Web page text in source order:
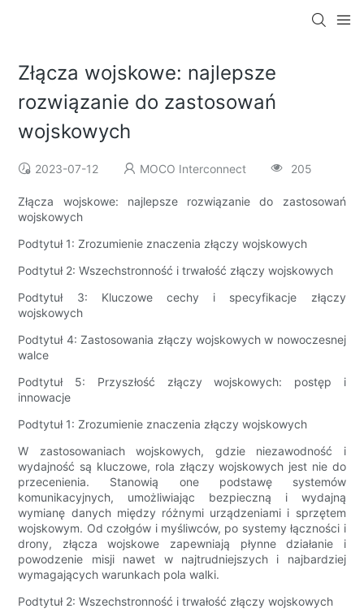
Złącza wojskowe: najlepsze
rozwiązanie do zastosowań
wojskowych
2023-07-12 MOCO Interconnect 205
Złącza wojskowe: najlepsze rozwiązanie do zastosowań
wojskowych
Podtytuł 1: Zrozumienie znaczenia złączy wojskowych
Podtytuł 2: Wszechstronność i trwałość złączy wojskowych
Podtytuł 3: Kluczowe cechy i specyfikacje złączy
wojskowych
Podtytuł 4: Zastosowania złączy wojskowych w nowoczesnej
walce
Podtytuł 5: Przyszłość złączy wojskowych: postęp i
innowacje
Podtytuł 1: Zrozumienie znaczenia złączy wojskowych
W zastosowaniach wojskowych, gdzie niezawodność i
wydajność są kluczowe, rola złączy wojskowych jest nie do
przecenienia. Stanowią one podstawę systemów
komunikacyjnych, umożliwiając bezpieczną i wydajną
wymianę danych między różnymi urządzeniami i sprzętem
wojskowym. Od czołgów i myśliwców, po systemy łączności i
drony, złącza wojskowe zapewniają płynne działanie i
powodzenie misji nawet w najtrudniejszych i najbardziej
wymagających warunkach pola walki.
Podtytuł 2: Wszechstronność i trwałość złączy wojskowych